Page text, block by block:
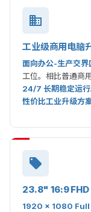
工业级商用电脑
面向办公-生产交界
工位。相比普通商
24/7 长期稳定运行
性价比工业升级方
23.8" 16:9 FHD
1920 × 1080 Full